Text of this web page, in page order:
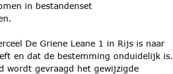
in bestandenset
De Griene Leane 1 in Rijs is naar
en dat de bestemming onduidelijk is.
wordt gevraagd het gewijzigde